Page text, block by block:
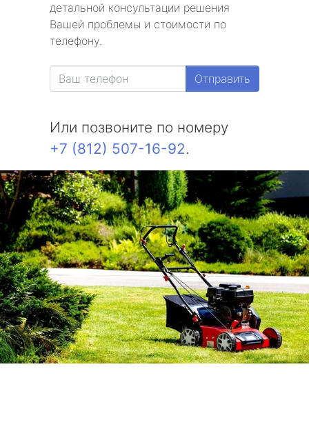
детальной консультации решения
Вашей проблемы и стоимости по
телефону.
Отправить
Или позвоните по номеру
+7 (812) 507-16-92.